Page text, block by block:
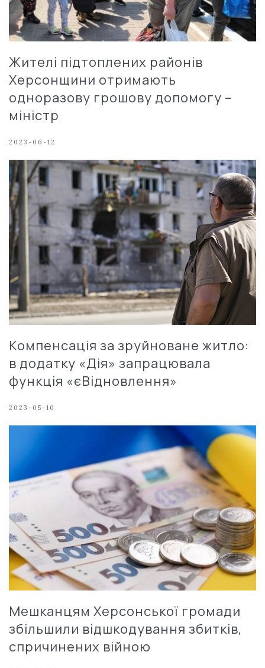
Жителі підтоплених районів
Херсонщини отримають
одноразову грошову допомогу –
міністр
2023-06-12
Компенсація за зруйноване житло:
в додатку «Дія» запрацювала
функція «єВідновлення»
2023-05-10
Мешканцям Херсонської громади
збільшили відшкодування збитків,
спричинених війною